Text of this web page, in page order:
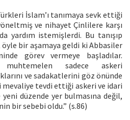
İslam’ı tanımaya sevk ettiği
ve nihayet Çinlilere karşı
yardım istemişlerdi. Bu tanışıp
bir aşamaya geldi ki Abbasiler
görev vermeye başladılar.
sadece askeri
ve sadakatlerini göz önünde
tevdi ettiği askeri ve idari
düzende yer bulmasına değil,
bir sebebi oldu.” (s.86)